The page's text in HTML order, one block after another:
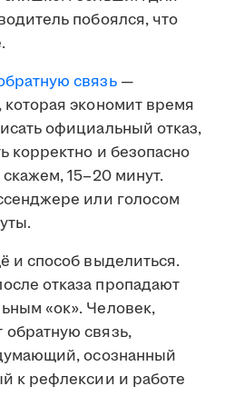
побоялся, что
связь—
экономит время
официальный отказ,
корректно и безопасно
15–20 минут.
или голосом
и способ выделиться.
отказа пропадают
«ок». Человек,
связь,
осознанный
к рефлексии и работе